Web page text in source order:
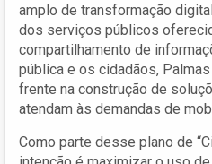
amplo de transformação
dos serviços públicos
compartilhamento de
pública e os cidadãos,
frente na construção de
atendam às demandas de
Como parte desse plano de